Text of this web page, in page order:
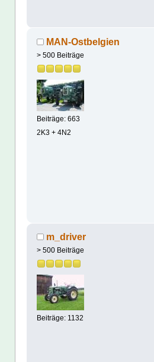
MAN-Ostbelgien
> 500 Beiträge
Beiträge: 663
2K3 + 4N2
m_driver
> 500 Beiträge
Beiträge: 1132